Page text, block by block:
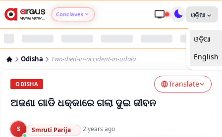
Conclaves ଓଡ଼ିଆ
ଓଡ଼ିଆ
English
Odisha Two-died-in-accident-in-udala
ODISHA Translate
ଅଜଣା ଗାଡି ଧକ୍କାରେ ଗଲା ଦୁଇ ଜୀବନ
S Smruti Parija ·2 years ago